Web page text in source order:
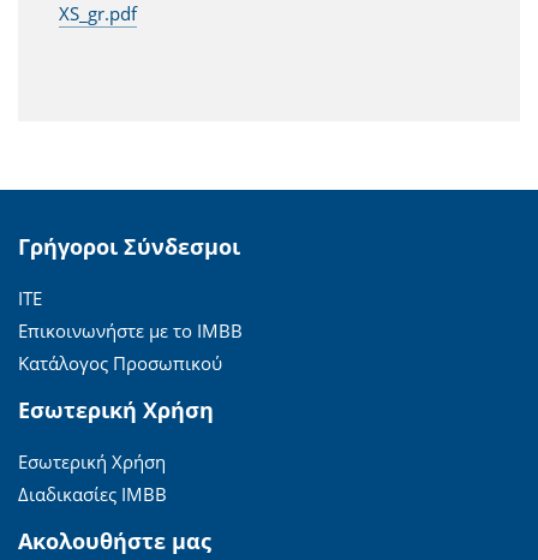
XS_gr.pdf
Γρήγοροι Σύνδεσμοι
ΙΤΕ
Επικοινωνήστε με το ΙΜΒΒ
Κατάλογος Προσωπικού
Εσωτερική Χρήση
Εσωτερική Χρήση
Διαδικασίες ΙΜΒΒ
Ακολουθήστε μας